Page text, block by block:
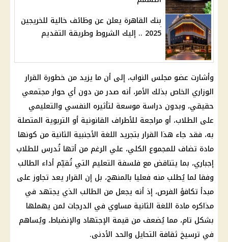
بنك القاهرة يعلن عن وظائف خالية للخريجين
2025 .. إليك الشروط وطريقة التقديم
وأشارت عضو مجلس النواب، إلى أن ما يزيد من خطورة القرار
الوزاري الخاص بذلك الأمر، أنه صدر من دون أي حوار مجتمعي
حقيقي، وبدون دراسة موسعة لتأثيره النفسي والتعليمي
على الطلاب، أو مراجعة للأطراف القانونية أو التربوية المتصلة
به، فقد جاء هذا القرار بتجريد اللغة الأجنبية الثانية من كونها
مادة تضاف للمجموع الكلي، علي الرغم من أتها تُدرس للطلاب
إجباري، بما يتناقض مع فلسفة التعليم التي تُقيّم أداء الطالب
وفقا لما يُطلب منه فعليا بالمنهج، بل إن القرار يعد تجاوز على
مبدأ تكافؤ الفرص، إذ أنه يجعل من الطالب الذي يجتهد في
مذاكره مادة اللغة الثانية مساوي في الدرجات لمن يهملها
بشكل تام، مما يُضعف من قيمة الإجتهاد والإنضباط، ويُساهم
في ترسيخ ثقافة التحايل والحد الأدنى.